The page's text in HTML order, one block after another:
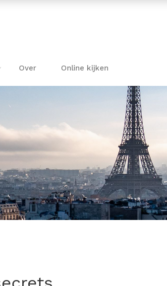
Over Online kijken